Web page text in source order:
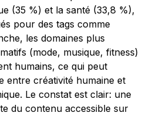
(35 %) et la santé (33,8 %),
pour des tags comme
les domaines plus
(mode, musique, fitness)
humains, ce qui peut
entre créativité humaine et
Le constat est clair: une
du contenu accessible sur